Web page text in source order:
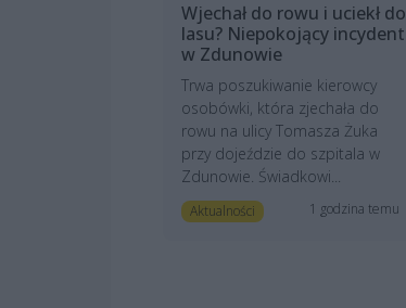
Wjechał do rowu i uciekł do
lasu? Niepokojący incydent
w Zdunowie
Trwa poszukiwanie kierowcy
osobówki, która zjechała do
rowu na ulicy Tomasza Żuka
przy dojeździe do szpitala w
Zdunowie. Świadkowi...
Aktualności 1 godzina temu